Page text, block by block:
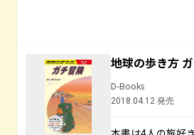
地球の歩き方
D-Books
2018.04.12 発売